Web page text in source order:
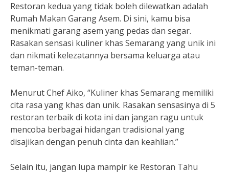
Restoran kedua yang tidak boleh dilewatkan adalah
Rumah Makan Garang Asem. Di sini, kamu bisa
menikmati garang asem yang pedas dan segar.
Rasakan sensasi kuliner khas Semarang yang unik ini
dan nikmati kelezatannya bersama keluarga atau
teman-teman.
Menurut Chef Aiko, “Kuliner khas Semarang memiliki
cita rasa yang khas dan unik. Rasakan sensasinya di 5
restoran terbaik di kota ini dan jangan ragu untuk
mencoba berbagai hidangan tradisional yang
disajikan dengan penuh cinta dan keahlian.”
Selain itu, jangan lupa mampir ke Restoran Tahu